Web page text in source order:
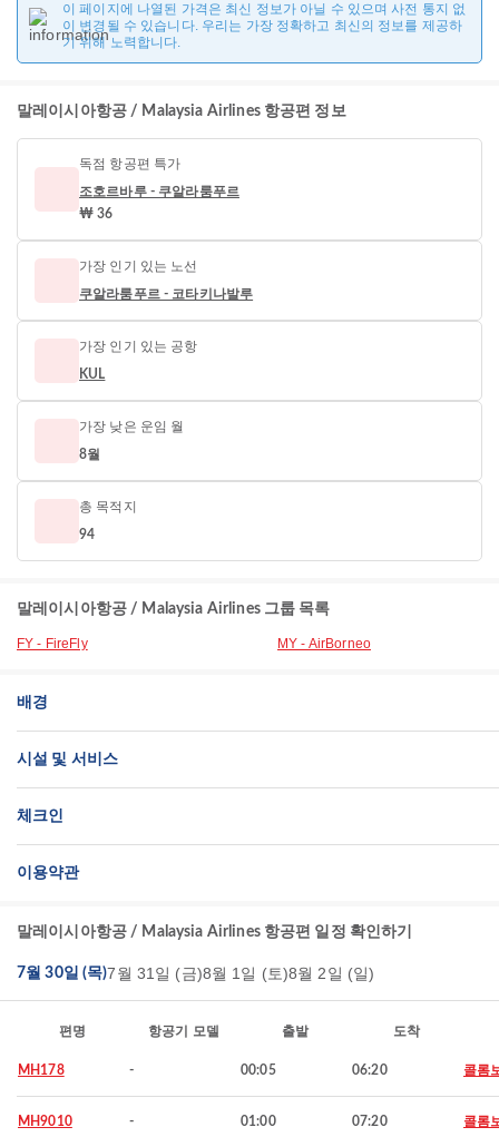
이 페이지에 나열된 가격은 최신 정보가 아닐 수 있으며 사전 통지 없
이 변경될 수 있습니다. 우리는 가장 정확하고 최신의 정보를 제공하
기 위해 노력합니다.
말레이시아항공 / Malaysia Airlines 항공편 정보
독점 항공편 특가
조호르바루 - 쿠알라룸푸르
₩ 36
가장 인기 있는 노선
쿠알라룸푸르 - 코타키나발루
가장 인기 있는 공항
KUL
가장 낮은 운임 월
8월
총 목적지
94
말레이시아항공 / Malaysia Airlines 그룹 목록
FY - FireFly MY - AirBorneo
배경
시설 및 서비스
체크인
이용약관
말레이시아항공 / Malaysia Airlines 항공편 일정 확인하기
7월 30일 (목)7월 31일 (금)8월 1일 (토)8월 2일 (일)
편명 항공기 모델 출발 도착
MH178 - 00:05 06:20 콜롬
MH9010 - 01:00 07:20 콜롬